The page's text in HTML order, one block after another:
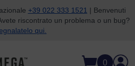
+39 022 333 1521 | Benvenuti
riscontrato un problema o un bug?
qui.
0